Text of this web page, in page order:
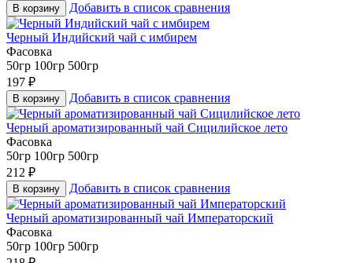
В корзину Добавить в список сравнения
Черный Индийский чай с имбирем
Фасовка
50гр 100гр 500гр
197 ₽
В корзину Добавить в список сравнения
Черный ароматизированный чай Сицилийское лето
Фасовка
50гр 100гр 500гр
212 ₽
В корзину Добавить в список сравнения
Черный ароматизированный чай Императорский
Фасовка
50гр 100гр 500гр